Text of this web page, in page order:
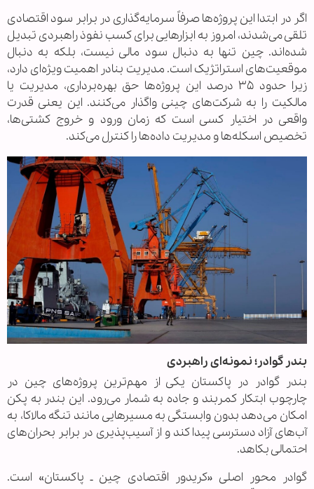
اگر در ابتدا این پروژه‌ها صرفاً سرمایه‌گذاری در برابر سود اقتصادی
تلقی می‌شدند، امروز به ابزارهایی برای کسب نفوذ راهبردی تبدیل
شده‌اند. چین تنها به دنبال سود مالی نیست، بلکه به دنبال
موقعیت‌های استراتژیک است. مدیریت بنادر اهمیت ویژه‌ای دارد،
زیرا حدود ۳۵ درصد این پروژه‌ها حق بهره‌برداری، مدیریت یا
مالکیت را به شرکت‌های چینی واگذار می‌کنند. این یعنی قدرت
واقعی در اختیار کسی است که زمان ورود و خروج کشتی‌ها،
تخصیص اسکله‌ها و مدیریت داده‌ها را کنترل می‌کند.
بندر گوادر؛ نمونه‌ای راهبردی
بندر گوادر در پاکستان یکی از مهم‌ترین پروژه‌های چین در
چارچوب ابتکار کمربند و جاده به شمار می‌رود. این بندر به پکن
امکان می‌دهد بدون وابستگی به مسیرهایی مانند تنگه مالاکا، به
آب‌های آزاد دسترسی پیدا کند و از آسیب‌پذیری در برابر بحران‌های
احتمالی بکاهد.
گوادر محور اصلی «کریدور اقتصادی چین ـ پاکستان» است.